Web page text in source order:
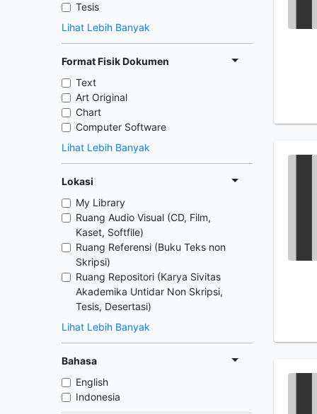
Tesis
Lihat Lebih Banyak
Format Fisik Dokumen
Text
Art Original
Chart
Computer Software
Lihat Lebih Banyak
Lokasi
My Library
Ruang Audio Visual (CD, Film,
Kaset, Softfile)
Ruang Referensi (Buku Teks non
Skripsi)
Ruang Repositori (Karya Sivitas
Akademika Untidar Non Skripsi,
Tesis, Desertasi)
Lihat Lebih Banyak
Bahasa
English
Indonesia